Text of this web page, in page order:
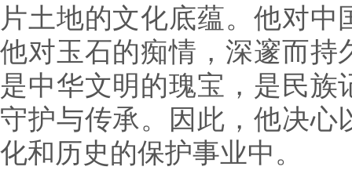
片土地的文化底蕴。他对
他对玉石的痴情，深邃而持
是中华文明的瑰宝，是民
守护与传承。因此，他决
化和历史的保护事业中。